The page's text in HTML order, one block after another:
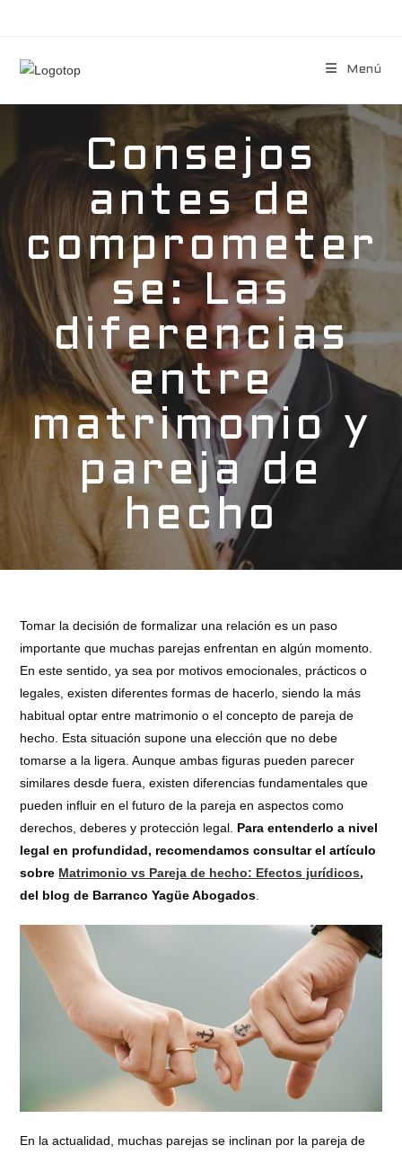
Menú
Consejos
antes de
comprometer
se: Las
diferencias
entre
matrimonio y
pareja de
hecho
Tomar la decisión de formalizar una relación es un paso
importante que muchas parejas enfrentan en algún momento.
En este sentido, ya sea por motivos emocionales, prácticos o
legales, existen diferentes formas de hacerlo, siendo la más
habitual optar entre matrimonio o el concepto de pareja de
hecho. Esta situación supone una elección que no debe
tomarse a la ligera. Aunque ambas figuras pueden parecer
similares desde fuera, existen diferencias fundamentales que
pueden influir en el futuro de la pareja en aspectos como
derechos, deberes y protección legal. Para entenderlo a nivel
legal en profundidad, recomendamos consultar el artículo
sobre Matrimonio vs Pareja de hecho: Efectos jurídicos,
del blog de Barranco Yagüe Abogados
En la actualidad, muchas parejas se inclinan por la pareja de